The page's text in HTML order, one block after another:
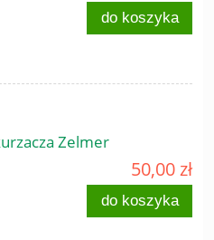
do koszyka
Zelmer
50,00 zł
do koszyka